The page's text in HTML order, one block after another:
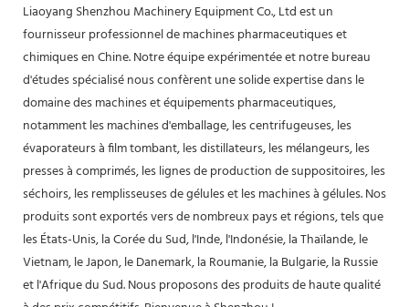
Liaoyang Shenzhou Machinery Equipment Co., Ltd est un
fournisseur professionnel de machines pharmaceutiques et
chimiques en Chine. Notre équipe expérimentée et notre bureau
d'études spécialisé nous confèrent une solide expertise dans le
domaine des machines et équipements pharmaceutiques,
notamment les machines d'emballage, les centrifugeuses, les
évaporateurs à film tombant, les distillateurs, les mélangeurs, les
presses à comprimés, les lignes de production de suppositoires, les
séchoirs, les remplisseuses de gélules et les machines à gélules. Nos
produits sont exportés vers de nombreux pays et régions, tels que
les États-Unis, la Corée du Sud, l'Inde, l'Indonésie, la Thaïlande, le
Vietnam, le Japon, le Danemark, la Roumanie, la Bulgarie, la Russie
et l'Afrique du Sud. Nous proposons des produits de haute qualité